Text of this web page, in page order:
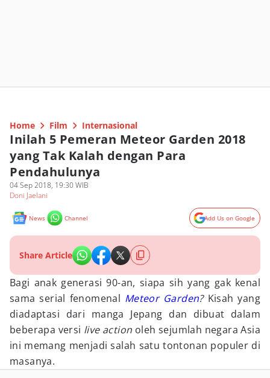
Home Film Internasional
Inilah 5 Pemeran Meteor Garden 2018
yang Tak Kalah dengan Para
Pendahulunya
04 Sep 2018, 19:30 WIB
Doni Jaelani
News Channel Add Us on Google
Share Article
Bagi anak generasi 90-an, siapa sih yang gak kenal
sama serial fenomenal Meteor Garden?Kisah yang
diadaptasi dari manga Jepang dan dibuat dalam
beberapa versi live action oleh sejumlah negara Asia
ini memang menjadi salah satu tontonan populer di
masanya.